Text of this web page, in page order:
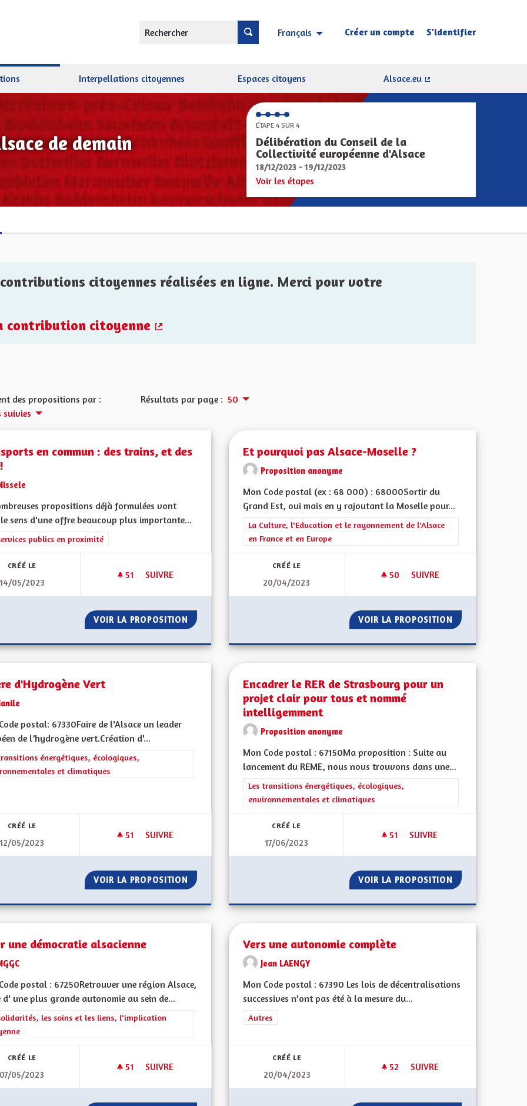
Rechercher Français Choisir la langue Sprache wählen
Créer un compte S'identifier
Interpellations citoyennes Espaces citoyens
Alsace.eu
de demain
ÉTAPE 4 SUR 4
Délibération du Conseil de la
Collectivité européenne d'Alsace
18/12/2023 - 19/12/2023
Voir les étapes
citoyennes réalisées en ligne. Merci pour votre
contribution citoyenne
des propositions par :
suivies
Résultats par page : 50
en commun : des trains, et des
propositions déjà formulées vont
sens d'une offre beaucoup plus importante...
les résultats de la catégorie : Les services publics en proximité
publics en proximité
CRÉÉ LE
14/05/2023
51 51 ABONNÉS
SUIVRE
TRANSPORTS EN COMMUN : DES TRAINS, ET DES BUS !
VOIR LA PROPOSITION TRANSPORTS EN COMMUN : DES TRAINS, ET DES BUS !
Et pourquoi pas Alsace-Moselle ?
Proposition anonyme
Mon Code postal (ex : 68 000) : 68000Sortir du
Grand Est, oui mais en y rajoutant la Moselle pour...
Filtrer les résultats de la catégorie : La Culture, l'Education et le
La Culture, l'Education et le rayonnement de l'Alsace
en France et en Europe
CRÉÉ LE
20/04/2023
50 50 ABONNÉS
SUIVRE
VOIR LA PROPOSITION ET POURQUOI
d'Hydrogène Vert
postal: 67330Faire de l'Alsace un leader
de l’hydrogène vert.Création d'...
les résultats de la catégorie : Les transitions énergétiques, écologiques, environnementales et climatiques
énergétiques, écologiques,
et climatiques
CRÉÉ LE
12/05/2023
51 51 ABONNÉS
SUIVRE
VOIR LA PROPOSITION FILIÈRE D'HYDROGÈNE VERT
Encadrer le RER de Strasbourg pour un
projet clair pour tous et nommé
intelligemment
Proposition anonyme
Mon Code postal : 67150Ma proposition : Suite au
lancement du REME, nous nous trouvons dans une...
Filtrer les résultats de la catégorie : Les transitions énergétiques,
Les transitions énergétiques, écologiques,
environnementales et climatiques
CRÉÉ LE
17/06/2023
51 51 ABONNÉS
SUIVRE
VOIR LA PROPOSITION ENCADRER LE
une démocratie alsacienne
postal : 67250Retrouver une région Alsace,
d' une plus grande autonomie au sein de...
les résultats de la catégorie : Les solidarités, les soins et les liens, l'implication citoyenne
les soins et les liens, l'implication
CRÉÉ LE
07/05/2023
51 51 ABONNÉS
SUIVRE
CRÉER UNE DÉMOCRATIE ALSACIENNE
Vers une autonomie complète
Jean LAENGY
Mon Code postal : 67390 Les lois de décentralisations
successives n'ont pas été à la mesure du...
Filtrer les résultats de la catégorie : Autres
Autres
CRÉÉ LE
20/04/2023
52 52 ABONNÉS
SUIVRE